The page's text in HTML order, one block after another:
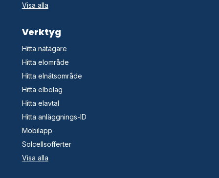
Visa alla
Verktyg
Hitta nätägare
Hitta elområde
Hitta elnätsområde
Hitta elbolag
Hitta elavtal
Hitta anläggnings-ID
Mobilapp
Solcellsofferter
Visa alla